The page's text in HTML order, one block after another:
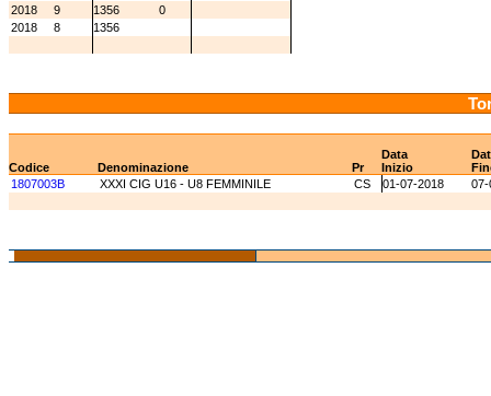
2018
9 1356
0
2018
8 1356
Data
Codice
Denominazione Pr Inizio
1807003B
XXXI CIG U16 - U8 FEMMINILE CS 01-07-2018 07-